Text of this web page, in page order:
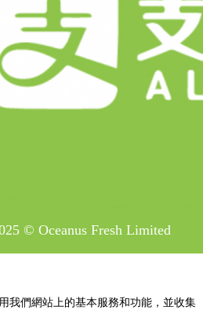
© Oceanus Fresh Limited
我們網站上的基本服務和功能，並收集